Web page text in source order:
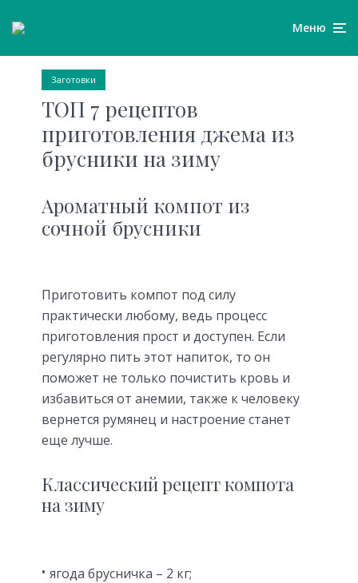
Меню
Заготовки
ТОП 7 рецептов
приготовления джема из
брусники на зиму
Ароматный компот из
сочной брусники
Приготовить компот под силу
практически любому, ведь процесс
приготовления прост и доступен. Если
регулярно пить этот напиток, то он
поможет не только почистить кровь и
избавиться от анемии, также к человеку
вернется румянец и настроение станет
еще лучше.
Классический рецепт компота
на зиму
ягода брусничка – 2 кг;